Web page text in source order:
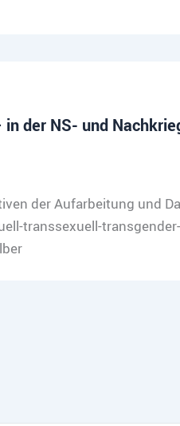
der NS- und
der Aufarbeitung und
transsexuell-